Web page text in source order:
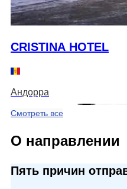
CRISTINA HOTEL
Андорра
Смотреть все
О направлении
Пять причин